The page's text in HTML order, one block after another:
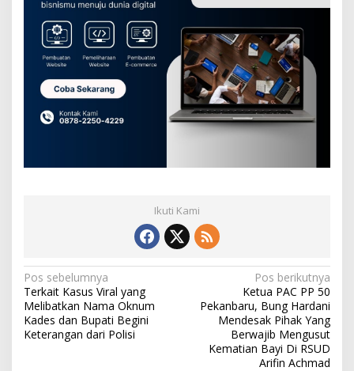
Ikuti Kami
N
a
v
i
Pos sebelumnya
Terkait Kasus Viral yang
Melibatkan Nama Oknum
Kades dan Bupati Begini
Keterangan dari Polisi
Pos berikutnya
Ketua PAC PP 50
Pekanbaru, Bung Hardani
Mendesak Pihak Yang
Berwajib Mengusut
Kematian Bayi Di RSUD
Arifin Achmad